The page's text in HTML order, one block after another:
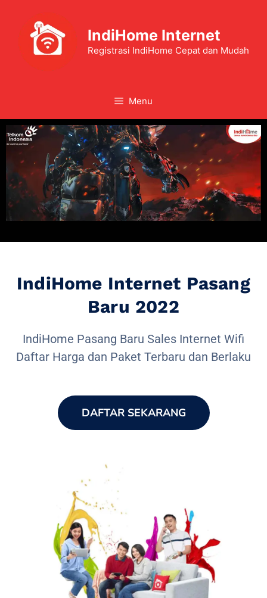
IndiHome Internet
Registrasi IndiHome Cepat dan Mudah
Menu
IndiHome Internet Pasang
Baru 2022
IndiHome Pasang Baru Sales Internet Wifi
Daftar Harga dan Paket Terbaru dan Berlaku
DAFTAR SEKARANG